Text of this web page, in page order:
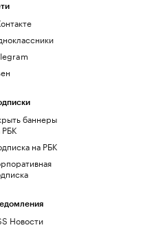
баннеры
РБК
на РБК
Новости